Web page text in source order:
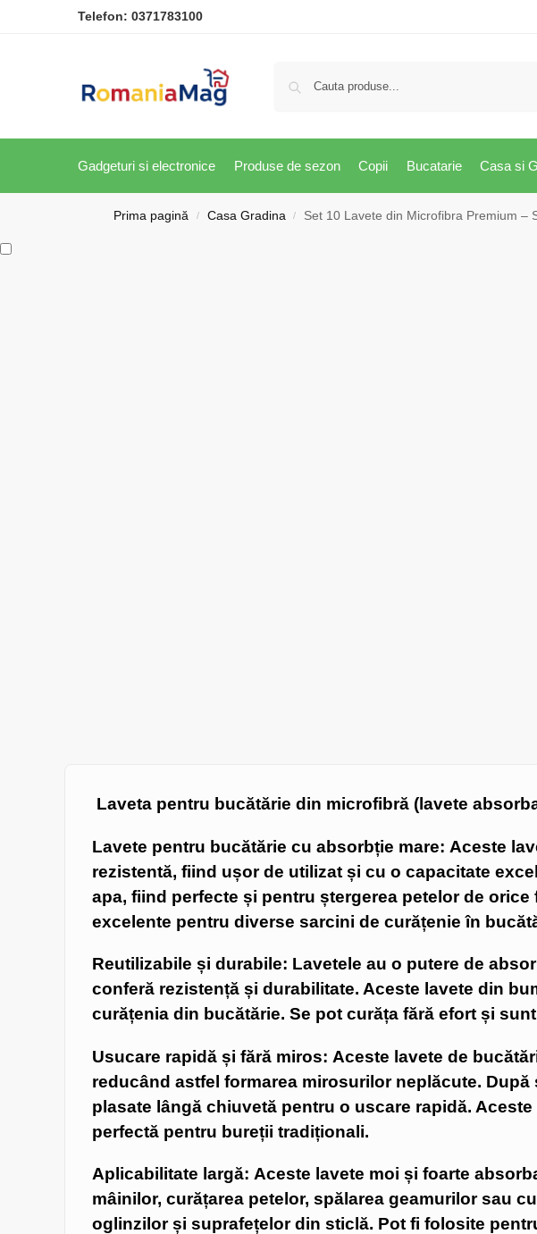
Telefon: 0371783100
Gadgeturi si electronice Produse de sezon Copii Bucatarie Casa si
Prima pagină / Casa Gradina / Set 10 Lavete din Microfibra Premium –
Laveta pentru bucătărie din microfibră (lavete
Lavete pentru bucătărie cu absorbție mare: Aceste
rezistentă, fiind ușor de utilizat și cu o capacitate
apa, fiind perfecte și pentru ștergerea petelor de
excelente pentru diverse sarcini de curățenie în
Reutilizabile și durabile: Lavetele au o putere de
conferă rezistență și durabilitate. Aceste lavete din
curățenia din bucătărie. Se pot curăța fără efort și
Usucare rapidă și fără miros: Aceste lavete de
reducând astfel formarea mirosurilor neplăcute.
plasate lângă chiuvetă pentru o uscare rapidă.
perfectă pentru bureții tradiționali.
Aplicabilitate largă: Aceste lavete moi și foarte
mâinilor, curățarea petelor, spălarea geamurilor sau
oglinzilor și suprafețelor din sticlă. Pot fi folosite